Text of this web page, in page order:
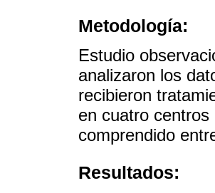
Metodología:
Estudio
analizaron los
recibieron
en cuatro
comprendido
Resultados: